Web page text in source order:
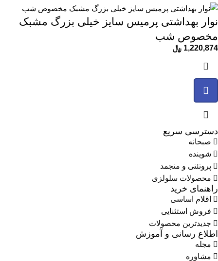
نوار بهداشتی پرمیس سایز خیلی بزرگ مشبک
مخصوص شب
1,220,874 ﷼
دسترسی سریع
صبحانه
شوینده
پروتئنی و منجمد
محصولات سلولزی
راهنمای خرید
اقلام اساسی
فروش استثنایی
جدیدترین محصولات
اطلاع رسانی و آموزش
مجله
مشاوره